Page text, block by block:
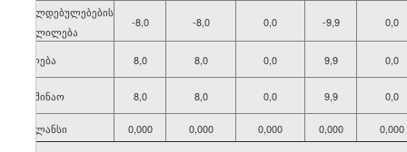
ვალდებულებების
ცვლილება
-8,0 -8,0 0,0 -9,9 0,0
კლება 8,0 8,0 0,0 9,9 0,0
საშინაო 8,0 8,0 0,0 9,9 0,0
ბალანსი 0,000 0,000 0,000 0,000 0,000